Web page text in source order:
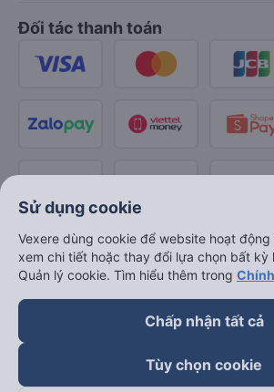
Đối tác thanh toán
Sử dụng cookie
Vexere dùng cookie để website hoạt
xem chi tiết hoặc thay đổi lựa chọn bất kỳ
Quản lý cookie. Tìm hiểu thêm trong
Chấp nhận tất cả
Tùy chọn cookie